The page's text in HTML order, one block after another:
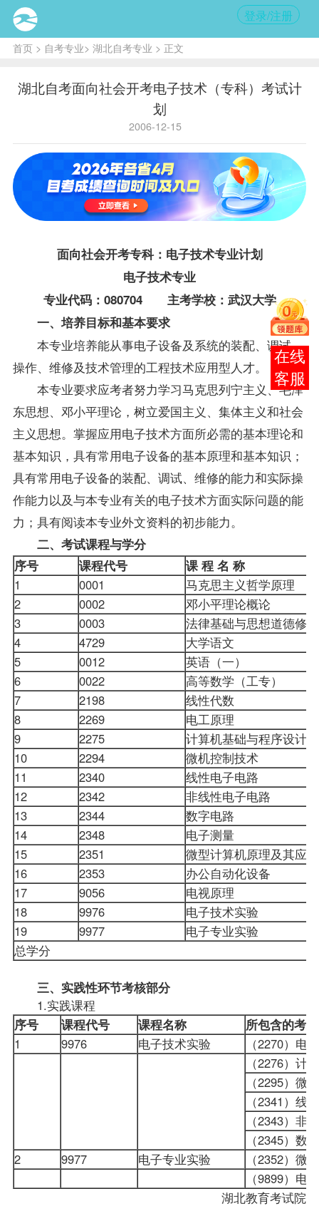
登录/注册
首页> 自考专业> 湖北自考专业 > 正文
湖北自考面向社会开考电子技术（专科）考试计
划
2006-12-15
面向社会开考专科：电子技术专业计划
电子技术专业
专业代码：080704 主考学校：武汉大学
一、培养目标和基本要求
本专业培养能从事电子设备及系统的装配、调试、
操作、维修及技术管理的工程技术应用型人才。
本专业要求应考者努力学习马克思列宁主义、毛泽
东思想、邓小平理论，树立爱国主义、集体主义和社会
主义思想。掌握应用电子技术方面所必需的基本理论和
基本知识，具有常用电子设备的基本原理和基本知识；
具有常用电子设备的装配、调试、维修的能力和实际操
作能力以及与本专业有关的电子技术方面实际问题的能
力；具有阅读本专业外文资料的初步能力。
二、考试课程与学分
序号
课程代号
课 程 名 称
1
0001
马克思主义哲学原理
2
0002
邓小平理论概论
3
0003
法律基础与思想道德
4
4729
大学语文
5
0012
英语（一）
6
0022
高等数学（工专）
7
2198
线性代数
8
2269
电工原理
9
2275
计算机基础与程序设计
10
2294
微机控制技术
11
2340
线性电子电路
12
2342
非线性电子电路
13
2344
数字电路
14
2348
电子测量
15
2351
微型计算机原理及其
16
2353
办公自动化设备
17
9056
电视原理
18
9976
电子技术实验
19
9977
电子专业实验
总学分
三、实践性环节考核部分
1.实践课程
序号
课程代号 课程名称
所包含的考
1
9976 电子技术实验
（2270）
（2276）
（2295）
（2341）
（2343）
（2345）
2
9977 电子专业实验
（2352）
（9899）
湖北教育考试院
在线
客服